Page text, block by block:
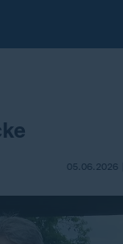
05.06.2026